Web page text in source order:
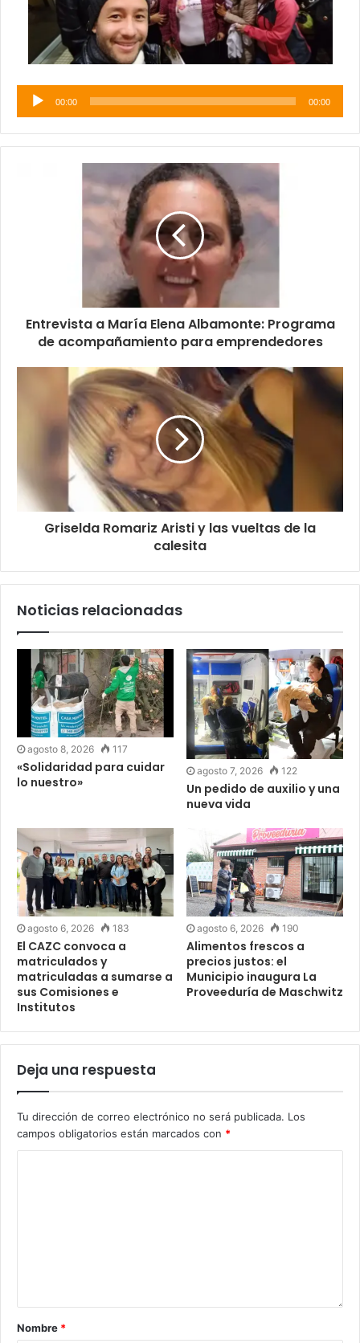
Reproductor
de
audio
00:00 00:00
Entrevista a María Elena Albamonte: Programa
de acompañamiento para emprendedores
Griselda Romariz Aristi y las vueltas de la
calesita
Noticias relacionadas
agosto 8, 2026 117
«Solidaridad para cuidar
lo nuestro»
agosto 7, 2026 122
Un pedido de auxilio y una
nueva vida
agosto 6, 2026 183
El CAZC convoca a
matriculados y
matriculadas a sumarse a
sus Comisiones e
Institutos
agosto 6, 2026 190
Alimentos frescos a
precios justos: el
Municipio inaugura La
Proveeduría de Maschwitz
Deja una respuesta
Tu dirección de correo electrónico no será publicada. Los
campos obligatorios están marcados con *
Nombre *